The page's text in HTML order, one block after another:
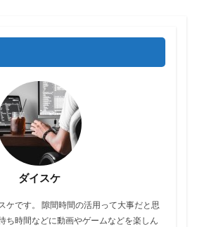
ダイスケ
ケです。 隙間時間の活用って大事だと思
ち時間などに動画やゲームなどを楽しん